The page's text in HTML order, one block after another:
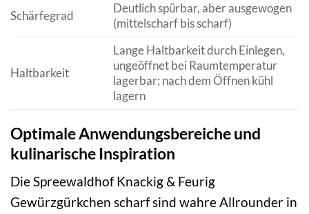
Schärfegrad
Deutlich spürbar, aber ausgewogen
(mittelscharf bis scharf)
Haltbarkeit
Lange Haltbarkeit durch Einlegen,
ungeöffnet bei Raumtemperatur
lagerbar; nach dem Öffnen kühl
lagern
Optimale Anwendungsbereiche und
kulinarische Inspiration
Die Spreewaldhof Knackig & Feurig
Gewürzgürkchen scharf sind wahre Allrounder in